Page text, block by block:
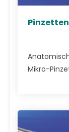
Pinzetten
Mikro-